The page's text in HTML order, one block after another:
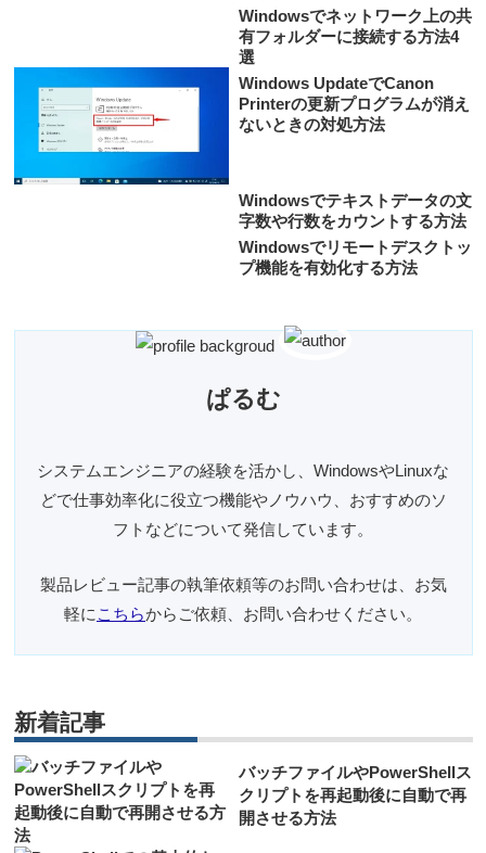
Windowsでネットワーク上の共
有フォルダーに接続する方法4
選
Windows UpdateでCanon
Printerの更新プログラムが消え
ないときの対処方法
Windowsでテキストデータの文
字数や行数をカウントする方法
Windowsでリモートデスクトッ
プ機能を有効化する方法
ぱるむ
システムエンジニアの経験を活かし、WindowsやLinuxな
どで仕事効率化に役立つ機能やノウハウ、おすすめのソ
フトなどについて発信しています。
製品レビュー記事の執筆依頼等のお問い合わせは、お気
軽に こちらからご依頼、お問い合わせください。
新着記事
バッチファイルやPowerShellス
クリプトを再起動後に自動で再
開させる方法